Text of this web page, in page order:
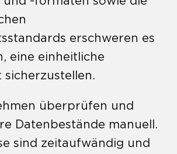
erschweren es
eine einheitliche
sicherzustellen.
überprüfen und
Datenbestände manuell.
sind zeitaufwändig und